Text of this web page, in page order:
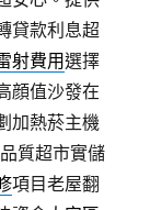
貸款利息超
射費用選擇
顔值沙發在
加熱菸主機
質超市實儲
項目老屋翻